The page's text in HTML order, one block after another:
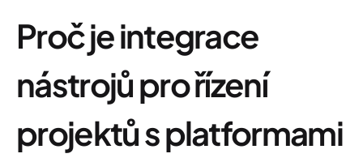
Proč je integrace
nástrojů pro řízení
projektů s platformami